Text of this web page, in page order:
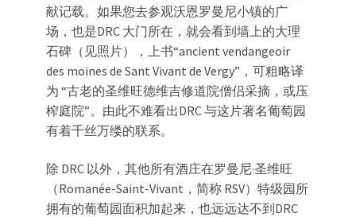
献记载。如果您去参观沃恩罗曼尼小镇的广
场，也是DRC 大门所在，就会看到墙上的大理
石碑（见照片），上书“ancient vendangeoir
des moines de Sant Vivant de Vergy”，可粗略译
为 “古老的圣维旺德维吉修道院僧侣采摘，或压
榨庭院”。由此不难看出DRC 与这片著名葡萄园
有着千丝万缕的联系。
除 DRC 以外，其他所有酒庄在罗曼尼·圣维旺
（Romanée-Saint-Vivant，简称 RSV）特级园所
拥有的葡萄园面积加起来，也远远达不到DRC